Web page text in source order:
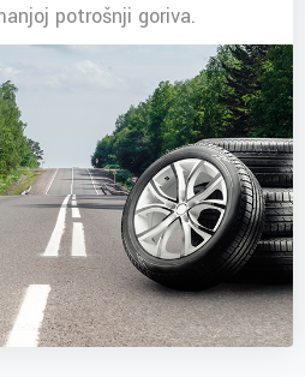
potrošnji goriva.